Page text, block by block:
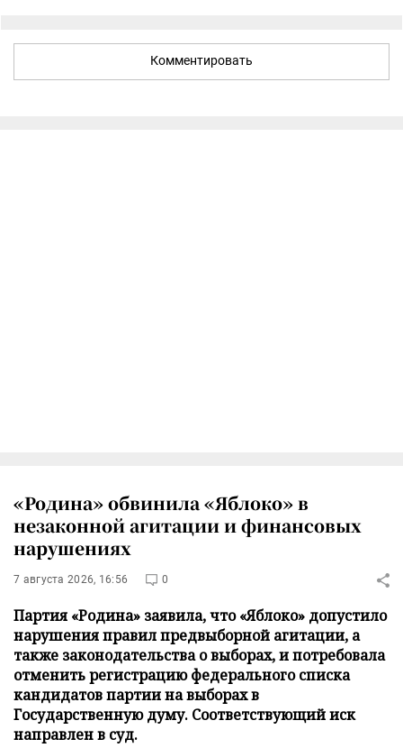
Комментировать
«Родина» обвинила «Яблоко» в
незаконной агитации и финансовых
нарушениях
7 августа 2026, 16:56 0
Партия «Родина» заявила, что «Яблоко» допустило
нарушения правил предвыборной агитации, а
также законодательства о выборах, и потребовала
отменить регистрацию федерального списка
кандидатов партии на выборах в
Государственную думу. Соответствующий иск
направлен в суд.